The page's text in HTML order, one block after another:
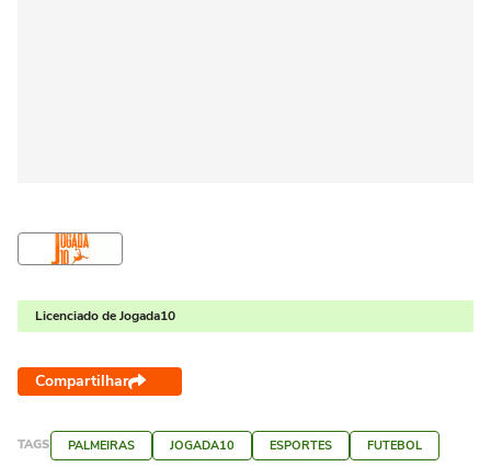
Licenciado de Jogada10
Compartilhar
TAGS PALMEIRAS JOGADA10 ESPORTES FUTEBOL